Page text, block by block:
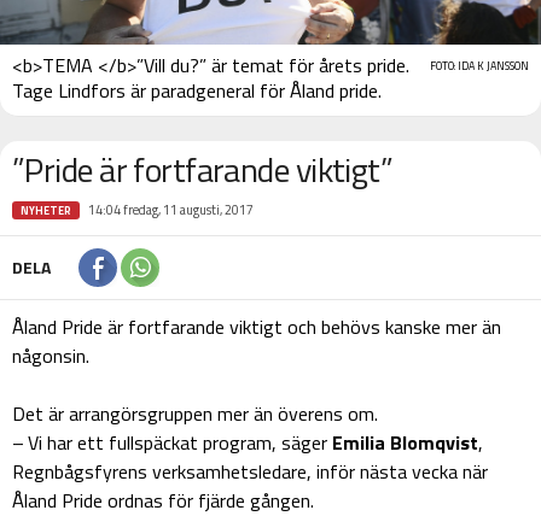
FOTO: IDA K JANSSON
<b>TEMA </b>”Vill du?” är temat för årets pride.
Tage Lindfors är paradgeneral för Åland pride.
”Pride är fortfarande viktigt”
NYHETER 14:04 fredag, 11 augusti, 2017
DELA
Åland Pride är fortfarande viktigt och behövs kanske mer än
någonsin.
Det är arrangörsgruppen mer än överens om.
– Vi har ett fullspäckat program, säger Emilia Blomqvist,
Regnbågsfyrens verksamhetsledare, inför nästa vecka när
Åland Pride ordnas för fjärde gången.